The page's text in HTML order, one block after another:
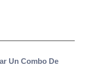
Un Combo De